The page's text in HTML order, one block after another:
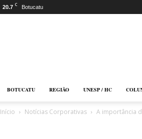
20.7 C Botucatu
BOTUCATU REGIÃO UNESP / HC
Início Notícias Corporativas A importância